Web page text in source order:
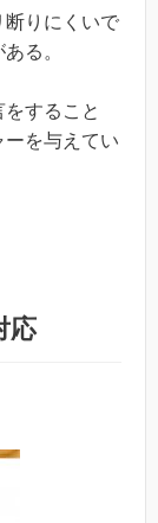
断りにくいで
る。
すること
を与えてい
応